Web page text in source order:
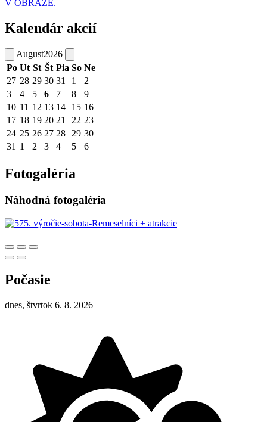
V OBRAZE.
Kalendár akcií
August2026
Po Ut St Št Pia So Ne
27 28 29 30 31 1
2
3
4 5 6 7 8
9
10 11 12 13 14 15 16
17 18 19 20 21 22 23
24 25 26 27 28 29 30
31 1 2 3 4 5 6
Fotogaléria
Náhodná fotogaléria
Počasie
dnes, štvrtok 6. 8. 2026